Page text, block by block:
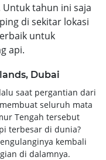
tahun ini saja
di sekitar lokasi
untuk
api.
Dubai
saat pergantian dari
seluruh mata
Tengah tersebut
terbesar di dunia?
kembali
di dalamnya.